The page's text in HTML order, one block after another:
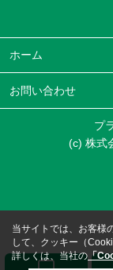
ホーム
お問い合わせ
プ
(c) 株式
当サイトでは、お客様
して、クッキー（
詳しくは、当社の 「